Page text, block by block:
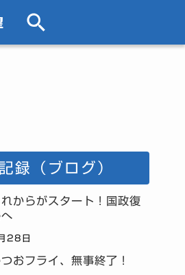
録（ブログ）
れからがスタート！国政復
28日
おフライ、無事終了！